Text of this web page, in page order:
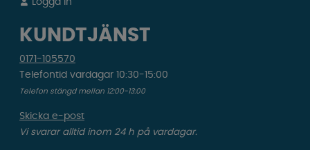
Logga in
KUNDTJÄNST
0171-105570
Telefontid vardagar 10:30-15:00
Telefon stängd mellan 12:00-13:00
Skicka e-post
Vi svarar alltid inom 24 h på vardagar.